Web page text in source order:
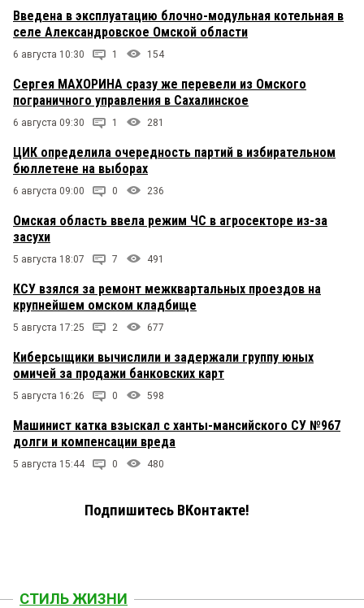
Введена в эксплуатацию блочно-модульная котельная в
селе Александровское Омской области
6 августа 10:30 1 154
Сергея МАХОРИНА сразу же перевели из Омского
пограничного управления в Сахалинское
6 августа 09:30 1 281
ЦИК определила очередность партий в избирательном
бюллетене на выборах
6 августа 09:00 0 236
Омская область ввела режим ЧС в агросекторе из-за
засухи
5 августа 18:07 7 491
КСУ взялся за ремонт межквартальных проездов на
крупнейшем омском кладбище
5 августа 17:25 2 677
Киберсыщики вычислили и задержали группу юных
омичей за продажи банковских карт
5 августа 16:26 0 598
Машинист катка взыскал с ханты-мансийского СУ №967
долги и компенсации вреда
5 августа 15:44 0 480
Подпишитесь ВКонтакте!
СТИЛЬ ЖИЗНИ